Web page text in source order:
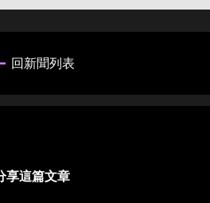
回新聞列表
享這篇文章